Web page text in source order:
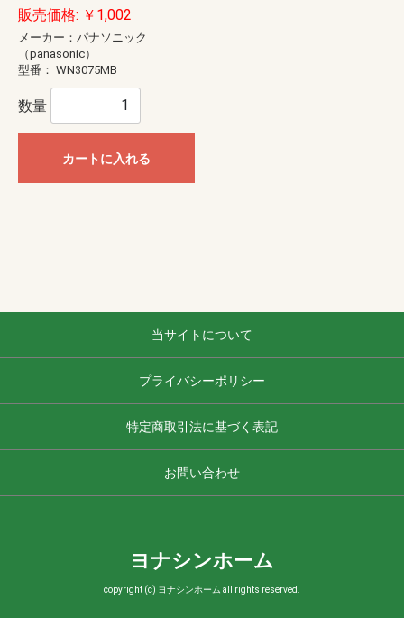
販売価格: ￥1,002
メーカー：パナソニック
（panasonic）
型番： WN3075MB
数量
カートに入れる
当サイトについて
プライバシーポリシー
特定商取引法に基づく表記
お問い合わせ
ヨナシンホーム
copyright (c) ヨナシンホーム all rights reserved.